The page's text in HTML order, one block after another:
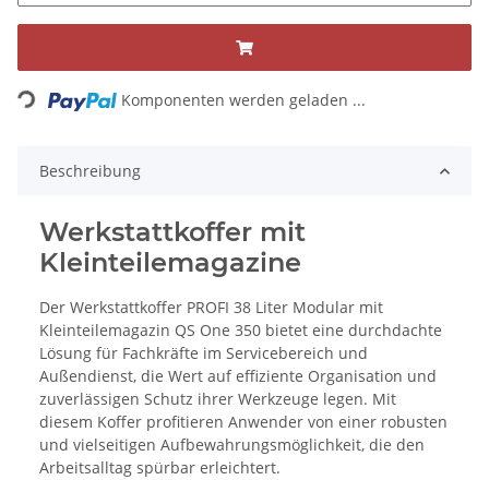
Loading... Komponenten werden geladen ...
Beschreibung
Werkstattkoffer mit
Kleinteilemagazine
Der Werkstattkoffer PROFI 38 Liter Modular mit
Kleinteilemagazin QS One 350 bietet eine durchdachte
Lösung für Fachkräfte im Servicebereich und
Außendienst, die Wert auf effiziente Organisation und
zuverlässigen Schutz ihrer Werkzeuge legen. Mit
diesem Koffer profitieren Anwender von einer robusten
und vielseitigen Aufbewahrungsmöglichkeit, die den
Arbeitsalltag spürbar erleichtert.